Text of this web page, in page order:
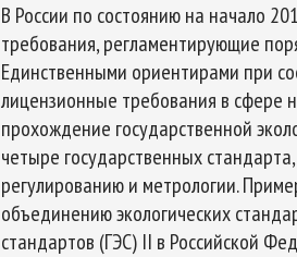
В России по состоянию на начало
требования, регламентирующие
Единственными ориентирами при
лицензионные требования в сфере
прохождение государственной
четыре государственных
регулированию и метрологии.
объединению экологических
стандартов (ГЭС) II в Российской